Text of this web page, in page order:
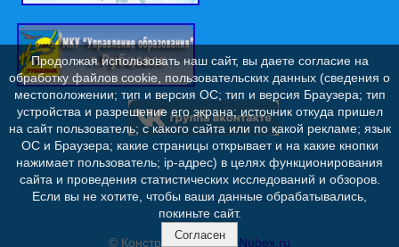
© Конструктор сайтов Nubex.ru
Продолжая использовать наш сайт, вы даете согласие на
обработку файлов cookie, пользовательских данных (сведения о
местоположении; тип и версия ОС; тип и версия Браузера; тип
устройства и разрешение его экрана; источник откуда пришел
на сайт пользователь; с какого сайта или по какой рекламе; язык
ОС и Браузера; какие страницы открывает и на какие кнопки
нажимает пользователь; ip-адрес) в целях функционирования
сайта и проведения статистических исследований и обзоров.
Если вы не хотите, чтобы ваши данные обрабатывались,
покиньте сайт.
Согласен